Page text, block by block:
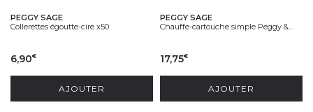
PEGGY SAGE
Collerettes égoutte-cire x50
6,90€
AJOUTER
PEGGY SAGE
Chauffe-cartouche simple Peggy &...
17,75€
AJOUTER